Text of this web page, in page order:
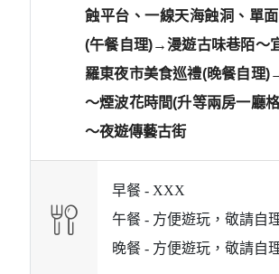
蝕平台、一線天海蝕洞、單
(午餐自理)→漫遊古味巷陌～
羅東夜市美食巡禮(晚餐自理
～煙波花時間(升等兩房一廳
～夜遊傳藝古街
早餐 - XXX
午餐 - 方便遊玩，敬請自
晚餐 - 方便遊玩，敬請自